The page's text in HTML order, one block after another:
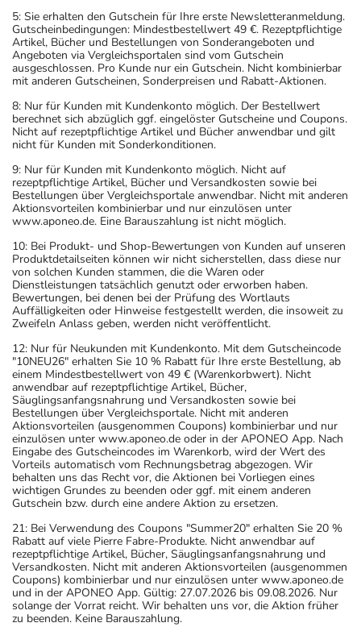
5: Sie erhalten den Gutschein für Ihre erste Newsletteranmeldung.
Gutscheinbedingungen: Mindestbestellwert 49 €. Rezeptpflichtige
Artikel, Bücher und Bestellungen von Sonderangeboten und
Angeboten via Vergleichsportalen sind vom Gutschein
ausgeschlossen. Pro Kunde nur ein Gutschein. Nicht kombinierbar
mit anderen Gutscheinen, Sonderpreisen und Rabatt-Aktionen.
8: Nur für Kunden mit Kundenkonto möglich. Der Bestellwert
berechnet sich abzüglich ggf. eingelöster Gutscheine und Coupons.
Nicht auf rezeptpflichtige Artikel und Bücher anwendbar und gilt
nicht für Kunden mit Sonderkonditionen.
9: Nur für Kunden mit Kundenkonto möglich. Nicht auf
rezeptpflichtige Artikel, Bücher und Versandkosten sowie bei
Bestellungen über Vergleichsportale anwendbar. Nicht mit anderen
Aktionsvorteilen kombinierbar und nur einzulösen unter
www.aponeo.de. Eine Barauszahlung ist nicht möglich.
10: Bei Produkt- und Shop-Bewertungen von Kunden auf unseren
Produktdetailseiten können wir nicht sicherstellen, dass diese nur
von solchen Kunden stammen, die die Waren oder
Dienstleistungen tatsächlich genutzt oder erworben haben.
Bewertungen, bei denen bei der Prüfung des Wortlauts
Auffälligkeiten oder Hinweise festgestellt werden, die insoweit zu
Zweifeln Anlass geben, werden nicht veröffentlicht.
12: Nur für Neukunden mit Kundenkonto. Mit dem Gutscheincode
"10NEU26" erhalten Sie 10 % Rabatt für Ihre erste Bestellung, ab
einem Mindestbestellwert von 49 € (Warenkorbwert). Nicht
anwendbar auf rezeptpflichtige Artikel, Bücher,
Säuglingsanfangsnahrung und Versandkosten sowie bei
Bestellungen über Vergleichsportale. Nicht mit anderen
Aktionsvorteilen (ausgenommen Coupons) kombinierbar und nur
einzulösen unter www.aponeo.de oder in der APONEO App. Nach
Eingabe des Gutscheincodes im Warenkorb, wird der Wert des
Vorteils automatisch vom Rechnungsbetrag abgezogen. Wir
behalten uns das Recht vor, die Aktionen bei Vorliegen eines
wichtigen Grundes zu beenden oder ggf. mit einem anderen
Gutschein bzw. durch eine andere Aktion zu ersetzen.
21: Bei Verwendung des Coupons "Summer20" erhalten Sie 20 %
Rabatt auf viele Pierre Fabre-Produkte. Nicht anwendbar auf
rezeptpflichtige Artikel, Bücher, Säuglingsanfangsnahrung und
Versandkosten. Nicht mit anderen Aktionsvorteilen (ausgenommen
Coupons) kombinierbar und nur einzulösen unter www.aponeo.de
und in der APONEO App. Gültig: 27.07.2026 bis 09.08.2026. Nur
solange der Vorrat reicht. Wir behalten uns vor, die Aktion früher
zu beenden. Keine Barauszahlung.